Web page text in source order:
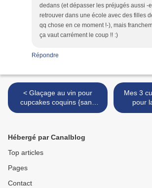
dedans (et dépasser les préjugés aussi -
retrouver dans une école avec des filles
qq chose en ce moment !-), mais
ça vaut carrément le coup !! :)
Répondre
< Glaçage au vin pour
cupcakes coquins {sans
caséine, sans gluten}
Mes 3
Hébergé par Canalblog
Top articles
Pages
Contact